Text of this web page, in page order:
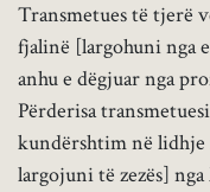
Transmetues të tjerë
fjalinë [largohuni nga
anhu e dëgjuar nga
Përderisa
kundërshtim në lidhje
largojuni të zezës]